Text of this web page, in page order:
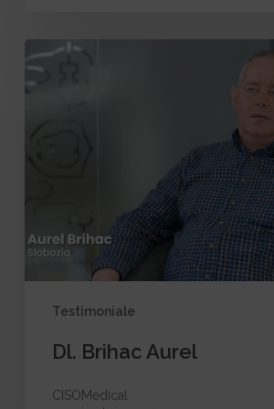
Testimoniale
Dl.
Brihac
Aurel
Dl. Brihac Aurel
CISOMedical